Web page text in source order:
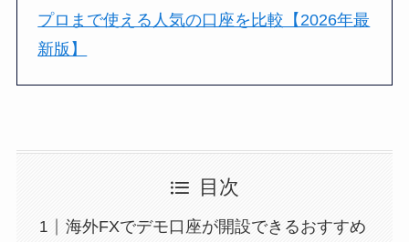
プロまで使える人気の口座を比較【2026年最
新版】
目次
海外FXでデモ口座が開設できるおすすめ